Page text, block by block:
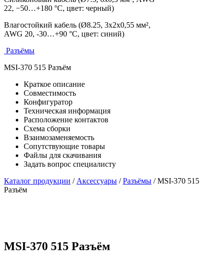
22, −50…+180 °C, цвет: черный)
Влагостойкий кабель (Ø8.25, 3х2х0,55 мм²,
AWG 20, -30…+90 °C, цвет: синий)
Разъёмы
MSI-370 515 Разъём
Краткое описание
Совместимость
Конфигуратор
Техническая информация
Расположение контактов
Схема сборки
Взаимозаменяемость
Сопутствующие товары
Файлы для скачивания
Задать вопрос специалисту
Каталог продукции / Аксессуары /Разъёмы / MSI-370 515
Разъём
MSI-370 515 Разъём